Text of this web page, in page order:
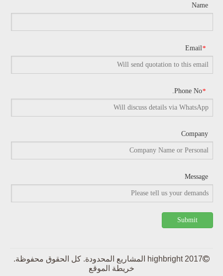
Name
*
Email
*
Phone No.
Company
Message
Submit
2017 highbright المشاريع المحدودة. كل الحقوق محفوظة.
خريطة الموقع